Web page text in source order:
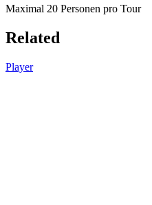
Maximal 20 Personen pro Tour
Related
Player